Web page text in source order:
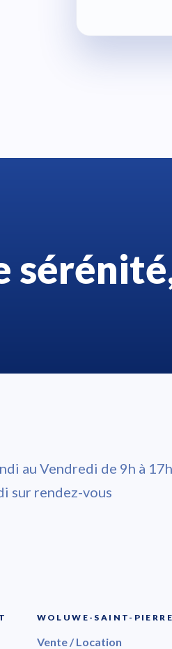
au Vendredi de 9h à 17h
sur rendez-vous
WOLUWE-SAINT-PIERRE
Vente / Location